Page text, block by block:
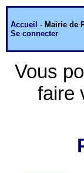
Accueil - Mairie de
Se connecter
Vous
faire